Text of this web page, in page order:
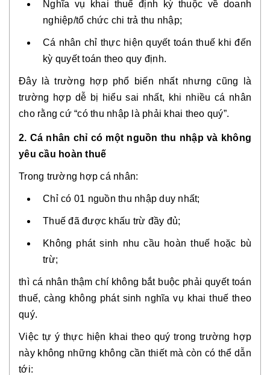
Nghĩa vụ khai thuế định kỳ thuộc về doanh
nghiệp/tổ chức chi trả thu nhập;
Cá nhân chỉ thực hiện quyết toán thuế khi đến
kỳ quyết toán theo quy định.
Đây là trường hợp phổ biến nhất nhưng cũng là
trường hợp dễ bị hiểu sai nhất, khi nhiều cá nhân
cho rằng cứ “có thu nhập là phải khai theo quý”.
2. Cá nhân chỉ có một nguồn thu nhập và không
yêu cầu hoàn thuế
Trong trường hợp cá nhân:
Chỉ có 01 nguồn thu nhập duy nhất;
Thuế đã được khấu trừ đầy đủ;
Không phát sinh nhu cầu hoàn thuế hoặc bù
trừ;
thì cá nhân thậm chí không bắt buộc phải quyết toán
thuế, càng không phát sinh nghĩa vụ khai thuế theo
quý.
Việc tự ý thực hiện khai theo quý trong trường hợp
này không những không cần thiết mà còn có thể dẫn
tới: